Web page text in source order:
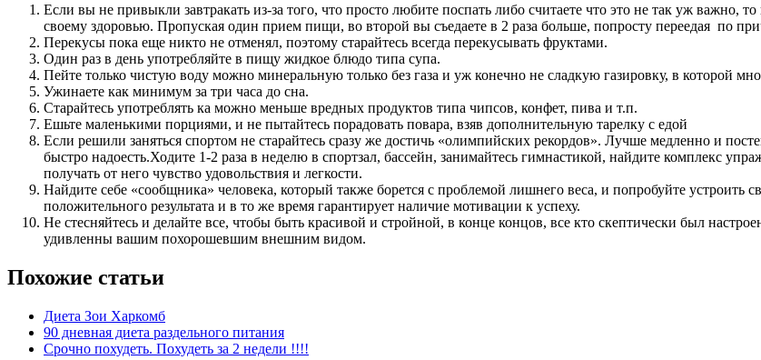
Если вы не привыкли завтракать из-за того, что просто любите поспать либо считаете что это не так уж важно,
своему здоровью. Пропуская один прием пищи, во второй вы съедаете в 2 раза больше, попросту переедая по
Перекусы пока еще никто не отменял, поэтому старайтесь всегда перекусывать фруктами.
Один раз в день употребляйте в пищу жидкое блюдо типа супа.
Пейте только чистую воду можно минеральную только без газа и уж конечно не сладкую газировку, в которой
Ужинаете как минимум за три часа до сна.
Старайтесь употреблять ка можно меньше вредных продуктов типа чипсов, конфет, пива и т.п.
Ешьте маленькими порциями, и не пытайтесь порадовать повара, взяв дополнительную тарелку с едой
Если решили заняться спортом не старайтесь сразу же достичь «олимпийских рекордов». Лучше медленно и
быстро надоесть.Ходите 1-2 раза в неделю в спортзал, бассейн, занимайтесь гимнастикой, найдите комплекс
получать от него чувство удовольствия и легкости.
Найдите себе «сообщника» человека, который также борется с проблемой лишнего веса, и попробуйте устроить
положительного результата и в то же время гарантирует наличие мотивации к успеху.
Не стесняйтесь и делайте все, чтобы быть красивой и стройной, в конце концов, все кто скептически был
удивленны вашим похорошевшим внешним видом.
Похожие статьи
Диета Зои Харкомб
90 дневная диета раздельного питания
Срочно похудеть. Похудеть за 2 недели !!!!